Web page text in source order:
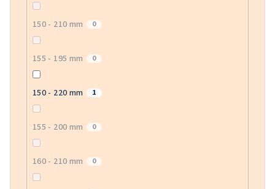
150 - 210 mm 0
155 - 195 mm 0
150 - 220 mm 1
155 - 200 mm 0
160 - 210 mm 0